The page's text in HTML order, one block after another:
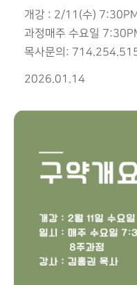
개강 : 2/11(수)
과정매주 수요일
목사문의:
2026.01.14